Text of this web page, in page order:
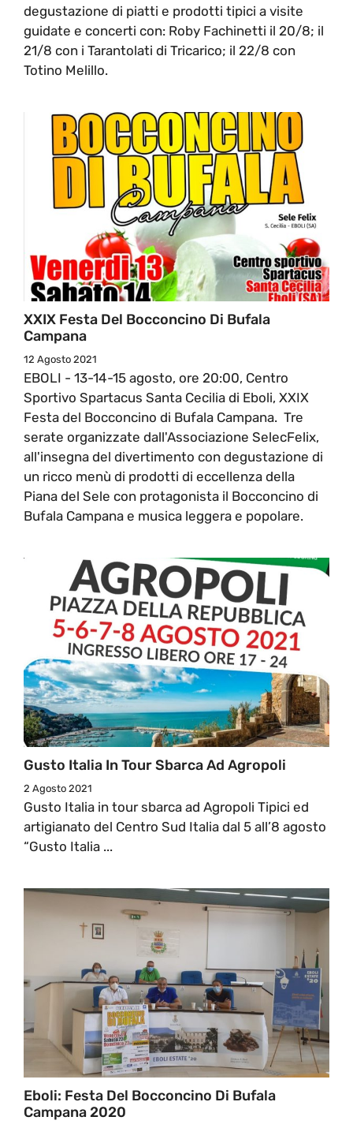
degustazione di piatti e prodotti tipici a visite
guidate e concerti con: Roby Fachinetti il 20/8; il
21/8 con i Tarantolati di Tricarico; il 22/8 con
Totino Melillo.
XXIX Festa Del Bocconcino Di Bufala
Campana
12 Agosto 2021
EBOLI - 13-14-15 agosto, ore 20:00, Centro
Sportivo Spartacus Santa Cecilia di Eboli, XXIX
Festa del Bocconcino di Bufala Campana. Tre
serate organizzate dall'Associazione SelecFelix,
all'insegna del divertimento con degustazione di
un ricco menù di prodotti di eccellenza della
Piana del Sele con protagonista il Bocconcino di
Bufala Campana e musica leggera e popolare.
Gusto Italia In Tour Sbarca Ad Agropoli
2 Agosto 2021
Gusto Italia in tour sbarca ad Agropoli Tipici ed
artigianato del Centro Sud Italia dal 5 all’8 agosto
“Gusto Italia ...
Eboli: Festa Del Bocconcino Di Bufala
Campana 2020